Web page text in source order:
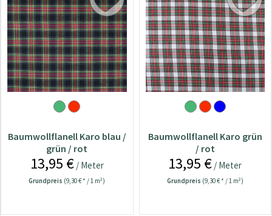
Baumwollflanell Karo blau /
grün / rot
13,95 €/ Meter
Grundpreis (9,30 € * / 1 m²)
Baumwollflanell Karo grün
/ rot
13,95 € / Meter
Grundpreis (9,30 € * / 1 m²)